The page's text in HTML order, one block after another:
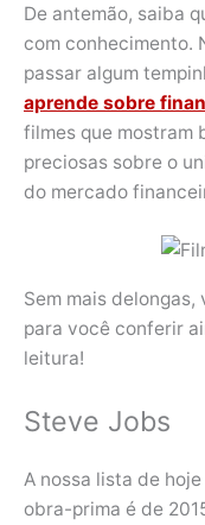
De antemão, saiba
com conhecimento.
passar algum
aprende sobre
filmes que mostram
preciosas sobre o
do mercado
Sem mais
para você conferir
leitura!
Steve Jobs
A nossa lista de
obra-prima é de